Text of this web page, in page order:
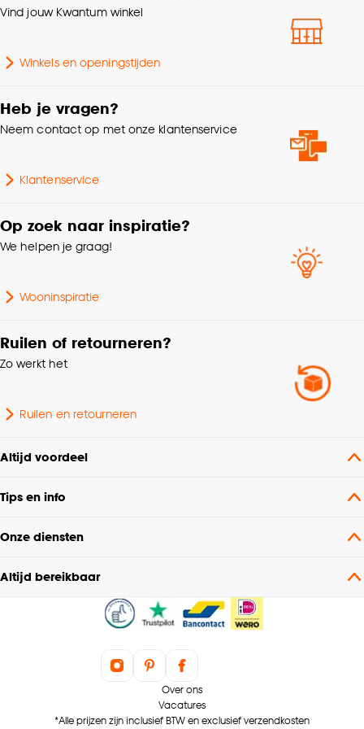
klikken.
Goed om te weten is dat je deze keuze altijd nog
kan aanpassen, bekijk hiervoor onze
Geschikt voor Vloerverwarming
Geschikt voor binnen
Geschikt voor ruimte Kinderkamer, Babykamer
Breedte Vloerkleed
Soort vloerkleed
Lengte Vloerkleed
Poolhoogte
Standaard afmetingen 60x100cm
Vind jouw Kwantum winkel
Winkels en openingstijden
Heb je vragen?
Neem contact op met onze klantenservice
Klantenservice
Op zoek naar inspiratie?
We helpen je graag!
Wooninspiratie
Ruilen of retourneren?
Zo werkt het
Ruilen en retourneren
Altijd voordeel
Tips en info
Onze diensten
Altijd bereikbaar
Over ons
Vacatures
*Alle prijzen zijn inclusief BTW en exclusief verzendkosten